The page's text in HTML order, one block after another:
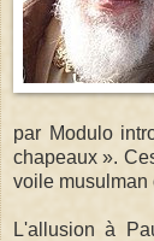
par Modulo
chapeaux ».
voile musulman
L'allusion à